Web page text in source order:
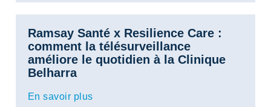
Ramsay Santé x Resilience Care :
comment la télésurveillance
améliore le quotidien à la Clinique
Belharra
En savoir plus